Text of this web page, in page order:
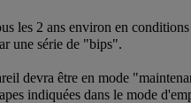
les 2 ans environ en
une série de "bips".
devra être en mode
indiquées dans le mode